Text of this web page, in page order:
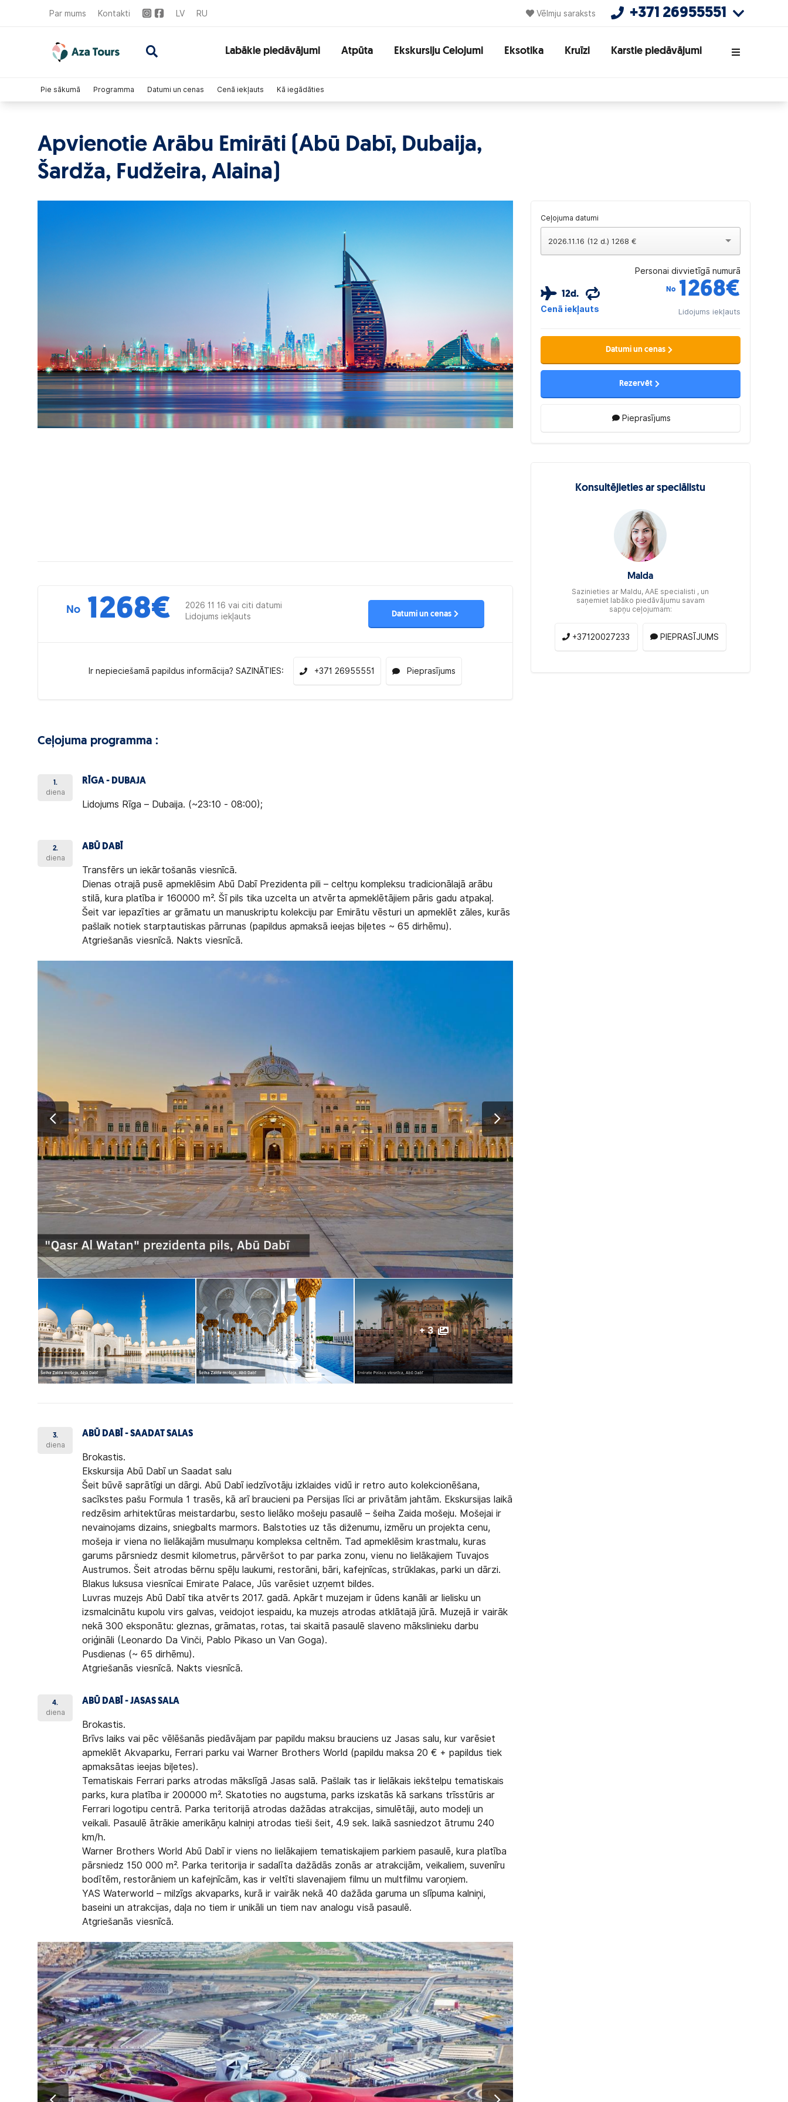
Par mums Kontakti LV RU Vēlmju saraksts +371 26955551
Labākie piedāvājumi Atpūta Ekskursiju Celojumi Eksotika Kruīzi Karstie piedāvājumi
Apvienotie Arābu Emirāti (Abū Dabī, Dubaija,
Šardža, Fudžeira, Alaina)
Pie sākumā Programma Datumi un cenas Cenā iekļauts Kā iegādāties
No 1268€
2026 11 16 vai citi datumi
Lidojums iekļauts
Datumi un cenas
Ir nepieciešamā papildus informācija? SAZINĀTIES: +371 26955551 Pieprasījums
Ceļojuma programma :
1.
diena
RĪGA - DUBAJA
Lidojums Rīga – Dubaija. (~23:10 - 08:00);
2.
diena
ABŪ DABĪ
Transfērs un iekārtošanās viesnīcā.
Dienas otrajā pusē apmeklēsim Abū Dabī Prezidenta pili – celtņu kompleksu tradicionālajā arābu
stilā, kura platība ir 160000 m². Šī pils tika uzcelta un atvērta apmeklētājiem pāris gadu atpakaļ.
Šeit var iepazīties ar grāmatu un manuskriptu kolekciju par Emirātu vēsturi un apmeklēt zāles, kurās
pašlaik notiek starptautiskas pārrunas (papildus apmaksā ieejas biļetes ~ 65 dirhēmu).
Atgriešanās viesnīcā. Nakts viesnīcā.
+ 3
3.
diena
ABŪ DABĪ - SAADAT SALAS
Brokastis.
Ekskursija Abū Dabī un Saadat salu
Šeit būvē saprātīgi un dārgi. Abū Dabī iedzīvotāju izklaides vidū ir retro auto kolekcionēšana,
sacīkstes pašu Formula 1 trasēs, kā arī braucieni pa Persijas līci ar privātām jahtām. Ekskursijas laikā
redzēsim arhitektūras meistardarbu, sesto lielāko mošeju pasaulē – šeiha Zaida mošeju. Mošejai ir
nevainojams dizains, sniegbalts marmors. Balstoties uz tās diženumu, izmēru un projekta cenu,
mošeja ir viena no lielākajām musulmaņu kompleksa celtnēm. Tad apmeklēsim krastmalu, kuras
garums pārsniedz desmit kilometrus, pārvēršot to par parka zonu, vienu no lielākajiem Tuvajos
Austrumos. Šeit atrodas bērnu spēļu laukumi, restorāni, bāri, kafejnīcas, strūklakas, parki un dārzi.
Blakus luksusa viesnīcai Emirate Palace, Jūs varēsiet uzņemt bildes.
Luvras muzejs Abū Dabī tika atvērts 2017. gadā. Apkārt muzejam ir ūdens kanāli ar lielisku un
izsmalcinātu kupolu virs galvas, veidojot iespaidu, ka muzejs atrodas atklātajā jūrā. Muzejā ir vairāk
nekā 300 eksponātu: gleznas, grāmatas, rotas, tai skaitā pasaulē slaveno mākslinieku darbu
oriģināli (Leonardo Da Vinči, Pablo Pikaso un Van Goga).
Pusdienas (~ 65 dirhēmu).
Atgriešanās viesnīcā. Nakts viesnīcā.
4.
diena
ABŪ DABĪ - JASAS SALA
Brokastis.
Brīvs laiks vai pēc vēlēšanās piedāvājam par papildu maksu brauciens uz Jasas salu, kur varēsiet
apmeklēt Akvaparku, Ferrari parku vai Warner Brothers World (papildu maksa 20 € + papildus tiek
apmaksātas ieejas biļetes).
Tematiskais Ferrari parks atrodas mākslīgā Jasas salā. Pašlaik tas ir lielākais iekštelpu tematiskais
parks, kura platība ir 200000 m². Skatoties no augstuma, parks izskatās kā sarkans trīsstūris ar
Ferrari logotipu centrā. Parka teritorijā atrodas dažādas atrakcijas, simulētāji, auto modeļi un
veikali. Pasaulē ātrākie amerikāņu kalniņi atrodas tieši šeit, 4.9 sek. laikā sasniedzot ātrumu 240
km/h.
Warner Brothers World Abū Dabī ir viens no lielākajiem tematiskajiem parkiem pasaulē, kura platība
pārsniedz 150 000 m². Parka teritorija ir sadalīta dažādās zonās ar atrakcijām, veikaliem, suvenīru
bodītēm, restorāniem un kafejnīcām, kas ir veltīti slavenajiem filmu un multfilmu varoņiem.
YAS Waterworld – milzīgs akvaparks, kurā ir vairāk nekā 40 dažāda garuma un slīpuma kalniņi,
baseini un atrakcijas, daļa no tiem ir unikāli un tiem nav analogu visā pasaulē.
Atgriešanās viesnīcā.
Ceļojuma datumi
2026.11.16 (12 d.) 1268 €
Personai divvietīgā numurā
12d.
No 1268€
Cenā iekļauts Lidojums iekļauts
Datumi un cenas
Rezervēt
Pieprasījums
Konsultējieties ar speciālistu
Malda
Sazinieties ar Maldu, AAE specialisti , un
saņemiet labāko piedāvājumu savam
sapņu ceļojumam:
+37120027233 PIEPRASĪJUMS